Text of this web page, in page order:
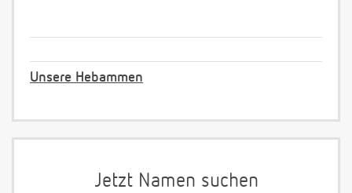
Unsere Hebammen
Jetzt Namen suchen